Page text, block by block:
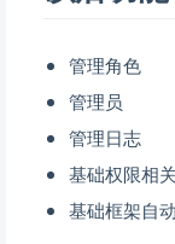
管理角色
管理员
管理日志
基础权限相
基础框架自